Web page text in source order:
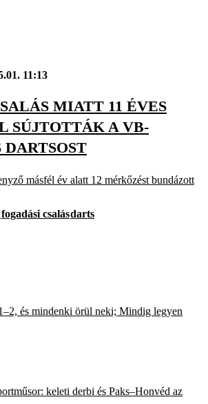
11:13
MIATT 11 ÉVES
SÚJTOTTÁK A VB-
másfél év alatt 12 mérkőzést bundázott
fogadási csalásdarts
és mindenki örül neki; Mindig legyen
keleti derbi és Paks–Honvéd az